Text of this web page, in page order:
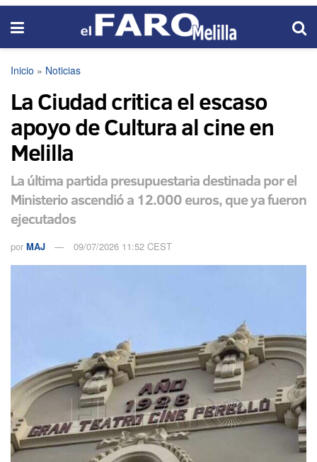
Inicio » Noticias
La Ciudad critica el escaso
apoyo de Cultura al cine en
Melilla
La última partida presupuestaria destinada por el
Ministerio ascendió a 12.000 euros, que ya fueron
ejecutados
por MAJ 09/07/2026 11:52 CEST